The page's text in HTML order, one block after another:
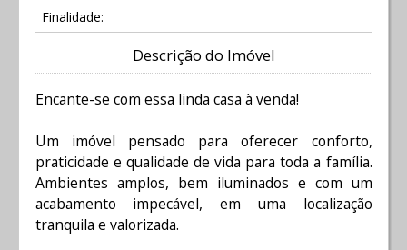
Finalidade:
Descrição do Imóvel
Encante-se com essa linda casa à venda!
Um imóvel pensado para oferecer conforto,
praticidade e qualidade de vida para toda a família.
Ambientes amplos, bem iluminados e com um
acabamento impecável, em uma localização
tranquila e valorizada.